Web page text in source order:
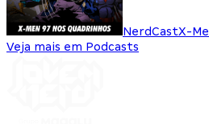
NerdCastX-
Veja mais em Podcasts